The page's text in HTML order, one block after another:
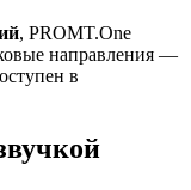
, PROMT.One
направления —
в